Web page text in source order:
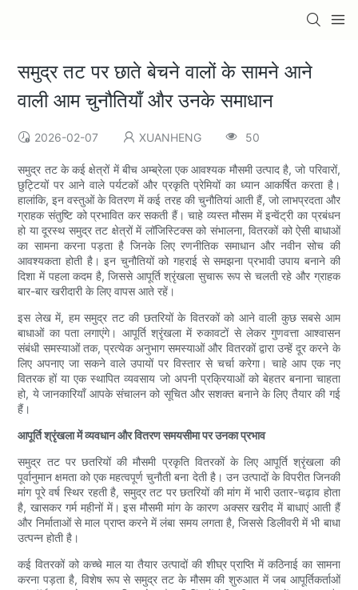
समुद्र तट पर छाते बेचने वालों के सामने आने
वाली आम चुनौतियाँ और उनके समाधान
2026-02-07 XUANHENG 50
समुद्र तट के कई क्षेत्रों में बीच अम्ब्रेला एक आवश्यक मौसमी उत्पाद है, जो परिवारों,
छुट्टियों पर आने वाले पर्यटकों और प्रकृति प्रेमियों का ध्यान आकर्षित करता है।
हालांकि, इन वस्तुओं के वितरण में कई तरह की चुनौतियां आती हैं, जो लाभप्रदता और
ग्राहक संतुष्टि को प्रभावित कर सकती हैं। चाहे व्यस्त मौसम में इन्वेंट्री का प्रबंधन
हो या दूरस्थ समुद्र तट क्षेत्रों में लॉजिस्टिक्स को संभालना, वितरकों को ऐसी बाधाओं
का सामना करना पड़ता है जिनके लिए रणनीतिक समाधान और नवीन सोच की
आवश्यकता होती है। इन चुनौतियों को गहराई से समझना प्रभावी उपाय बनाने की
दिशा में पहला कदम है, जिससे आपूर्ति श्रृंखला सुचारू रूप से चलती रहे और ग्राहक
बार-बार खरीदारी के लिए वापस आते रहें।
इस लेख में, हम समुद्र तट की छतरियों के वितरकों को आने वाली कुछ सबसे आम
बाधाओं का पता लगाएंगे। आपूर्ति श्रृंखला में रुकावटों से लेकर गुणवत्ता आश्वासन
संबंधी समस्याओं तक, प्रत्येक अनुभाग समस्याओं और वितरकों द्वारा उन्हें दूर करने के
लिए अपनाए जा सकने वाले उपायों पर विस्तार से चर्चा करेगा। चाहे आप एक नए
वितरक हों या एक स्थापित व्यवसाय जो अपनी प्रक्रियाओं को बेहतर बनाना चाहता
हो, ये जानकारियाँ आपके संचालन को सूचित और सशक्त बनाने के लिए तैयार की गई
हैं।
आपूर्ति श्रृंखला में व्यवधान और वितरण समयसीमा पर उनका प्रभाव
समुद्र तट पर छतरियों की मौसमी प्रकृति वितरकों के लिए आपूर्ति श्रृंखला की
पूर्वानुमान क्षमता को एक महत्वपूर्ण चुनौती बना देती है। उन उत्पादों के विपरीत जिनकी
मांग पूरे वर्ष स्थिर रहती है, समुद्र तट पर छतरियों की मांग में भारी उतार-चढ़ाव होता
है, खासकर गर्म महीनों में। इस मौसमी मांग के कारण अक्सर खरीद में बाधाएं आती हैं
और निर्माताओं से माल प्राप्त करने में लंबा समय लगता है, जिससे डिलीवरी में भी बाधा
उत्पन्न होती है।
कई वितरकों को कच्चे माल या तैयार उत्पादों की शीघ्र प्राप्ति में कठिनाई का सामना
करना पड़ता है, विशेष रूप से समुद्र तट के मौसम की शुरुआत में जब आपूर्तिकर्ताओं